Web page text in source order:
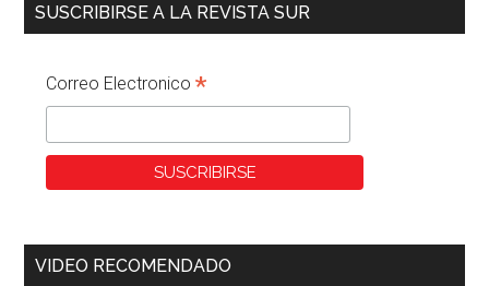
SUSCRIBIRSE A LA REVISTA SUR
Correo Electronico*
VIDEO RECOMENDADO